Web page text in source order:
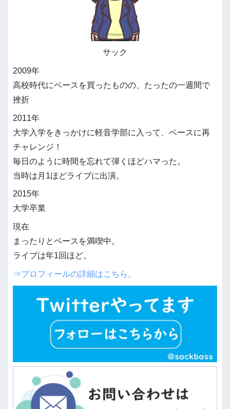
サック
2009年
高校時代にベースを買ったものの、たったの一週間で
挫折
2011年
大学入学をきっかけに軽音学部に入って、ベースに再
チャレンジ！
毎日のように時間を忘れて弾くほどハマった。
当時は月1ほどライブに出演。
2015年
大学卒業
現在
まったりとベースを満喫中。
ライブは年1回ほど。
⇒プロフィールの詳細はこちら。